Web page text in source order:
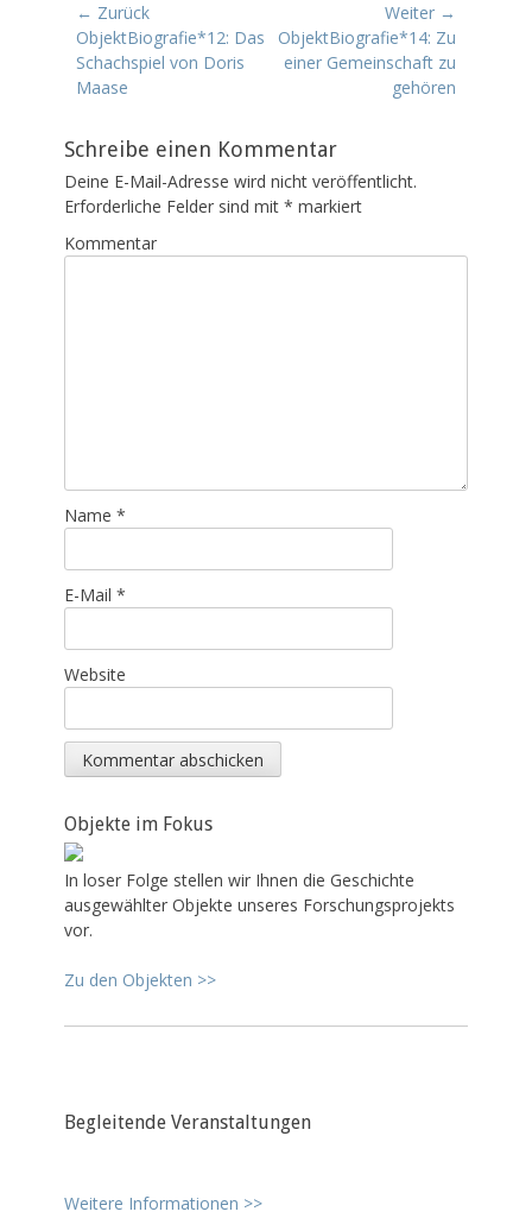
w
o
r
Beitrags-
Navigation
← Zurück
Vorheriger
Beitrag:
ObjektBiografie*12: Das
Schachspiel von Doris
Maase
Weiter →
Nächster
Beitrag:
ObjektBiografie*14: Zu
einer Gemeinschaft zu
gehören
Schreibe einen Kommentar
Deine E-Mail-Adresse wird nicht veröffentlicht.
Erforderliche Felder sind mit * markiert
Kommentar
Name *
E-Mail *
Website
Objekte im Fokus
In loser Folge stellen wir Ihnen die Geschichte
ausgewählter Objekte unseres Forschungsprojekts
vor.
Zu den Objekten >>
Begleitende Veranstaltungen
Weitere Informationen >>